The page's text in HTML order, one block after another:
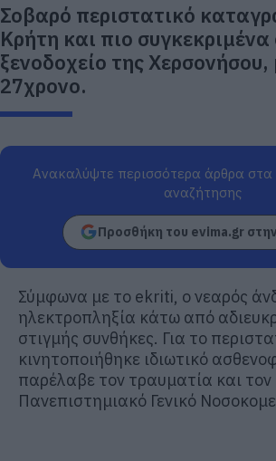
Σοβαρό περιστατικό
Κρήτη και πιο συγκεκριμένα
ξενοδοχείο της
27χρονο.
Ανακαλύψτε περισσότερα άρθρα
αναζήτησης
Προσθήκη του evima.gr
Σύμφωνα με το ekriti, ο νεαρός
ηλεκτροπληξία κάτω από
στιγμής συνθήκες. Για το
κινητοποιήθηκε ιδιωτικό
παρέλαβε τον τραυματία και
Πανεπιστημιακό Γενικό